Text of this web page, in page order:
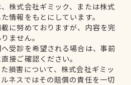
株式会社ギミック、または株式
情報をもとにしています。
に努めておりますが、内容を完
ません。
受診を希望される場合は、事前
接ご確認ください。
損害について、株式会社ギミッ
ネスではその賠償の責任を一切